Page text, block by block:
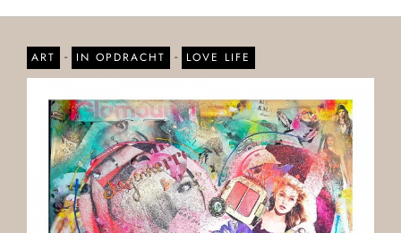
ART - IN OPDRACHT - LOVE LIFE